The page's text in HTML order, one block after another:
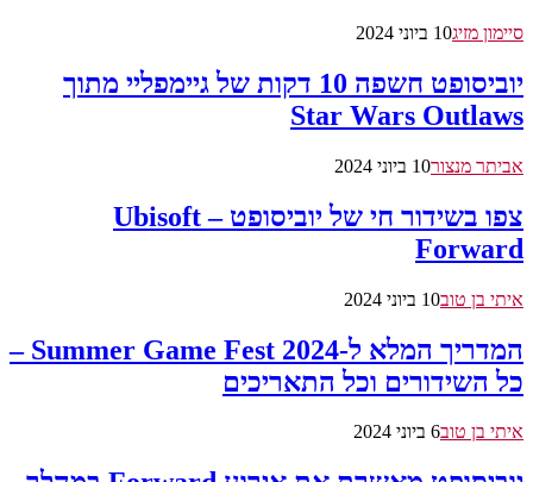
סיימון מזיג10 ביוני 2024
יוביסופט חשפה 10 דקות של גיימפליי מתוך
Star Wars Outlaws
אביתר מנצור10 ביוני 2024
צפו בשידור חי של יוביסופט – Ubisoft
Forward
איתי בן טוב10 ביוני 2024
המדריך המלא ל-Summer Game Fest 2024 –
כל השידורים וכל התאריכים
איתי בן טוב6 ביוני 2024